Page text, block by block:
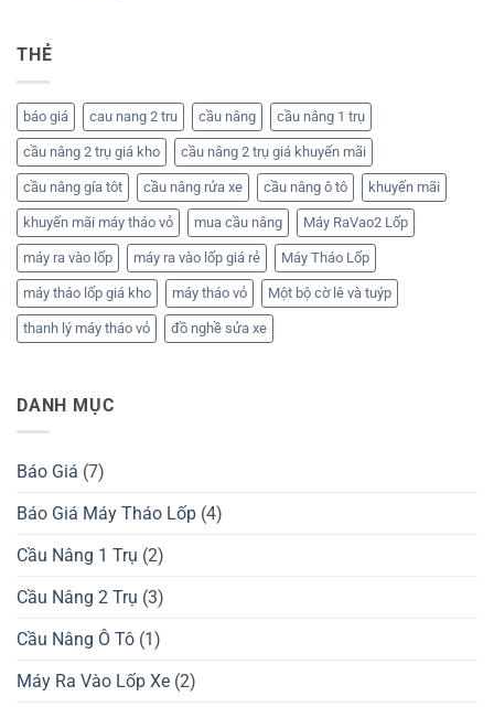
Tối
Cho
Tiệm
Rửa
Xe
Hiện
Đại
Xe
Ô
Tô
–
Hỗ
Trợ
Gara
Sửa
Xe
Ưu
THẺ
báo giá cau nang 2 tru cầu nâng cầu nâng 1 trụ
cầu nâng 2 trụ giá kho cầu nâng 2 trụ giá khuyến mãi
cầu nâng gía tôt cầu nâng rửa xe cầu nâng ô tô khuyến mãi
khuyến mãi máy tháo vỏ mua cầu nâng Máy RaVao2 Lốp
máy ra vào lốp máy ra vào lốp giá rẻ Máy Tháo Lốp
máy tháo lốp giá kho máy tháo vỏ Một bộ cờ lê và tuýp
thanh lý máy tháo vỏ đồ nghề sửa xe
DANH MỤC
Báo Giá (7)
Báo Giá Máy Tháo Lốp (4)
Cầu Nâng 1 Trụ (2)
Cầu Nâng 2 Trụ (3)
Cầu Nâng Ô Tô (1)
Máy Ra Vào Lốp Xe (2)